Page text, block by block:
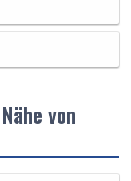
von